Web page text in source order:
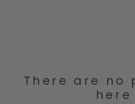
There are no
here